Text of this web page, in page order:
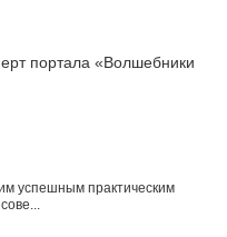
портала «Волшебники
успешным практическим